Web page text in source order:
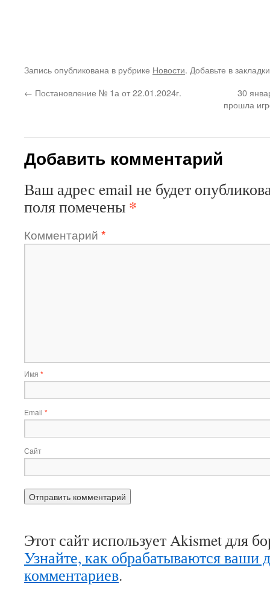
Запись опубликована в рубрике Новости. Добавьте в
← Постановление № 1а от 22.01.2024г.
30
прошла
Добавить комментарий
Ваш адрес email не будет
поля помечены *
Комментарий *
Имя *
Email *
Сайт
Этот сайт использует Akismet для
Узнайте, как обрабатываются ваши
комментариев.